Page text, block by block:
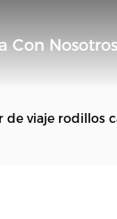
Con Nosotros
viaje rodillos